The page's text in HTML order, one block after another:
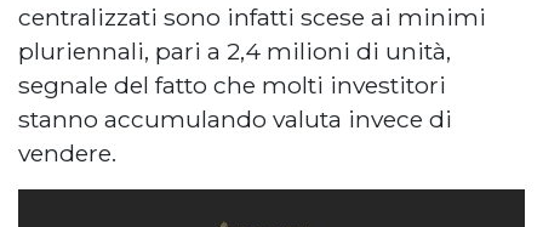
centralizzati sono infatti scese ai minimi
pluriennali, pari a 2,4 milioni di unità,
segnale del fatto che molti investitori
stanno accumulando valuta invece di
vendere.